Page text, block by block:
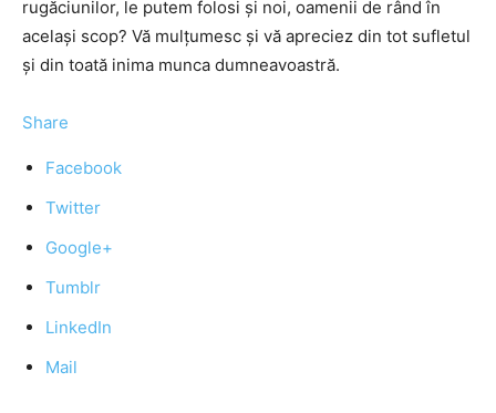
rugăciunilor, le putem folosi şi noi, oamenii de rând în
acelaşi scop? Vă mulţumesc şi vă apreciez din tot sufletul
şi din toată inima munca dumneavoastră.
Share
Facebook
Twitter
Google+
Tumblr
LinkedIn
Mail